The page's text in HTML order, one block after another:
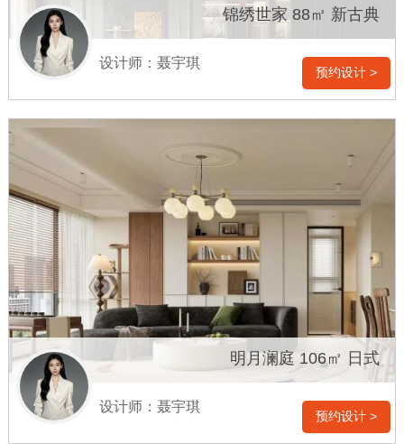
锦绣世家 88㎡ 新古典
设计师：聂宇琪
预约设计 >
明月澜庭 106㎡ 日式
设计师：聂宇琪
预约设计 >